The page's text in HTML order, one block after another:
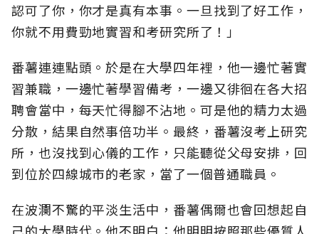
認可了你，你才是真有本事。一旦找到了好工作，
你就不用費勁地實習和考研究所了！」
番薯連連點頭。於是在大學四年裡，他一邊忙著實
習兼職，一邊忙著學習備考，一邊又徘徊在各大招
聘會當中，每天忙得腳不沾地。可是他的精力太過
分散，結果自然事倍功半。最終，番薯沒考上研究
所，也沒找到心儀的工作，只能聽從父母安排，回
到位於四線城市的老家，當了一個普通職員。
在波瀾不驚的平淡生活中，番薯偶爾也會回想起自